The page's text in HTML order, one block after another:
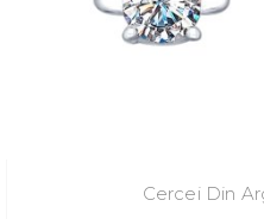
Cercei Din